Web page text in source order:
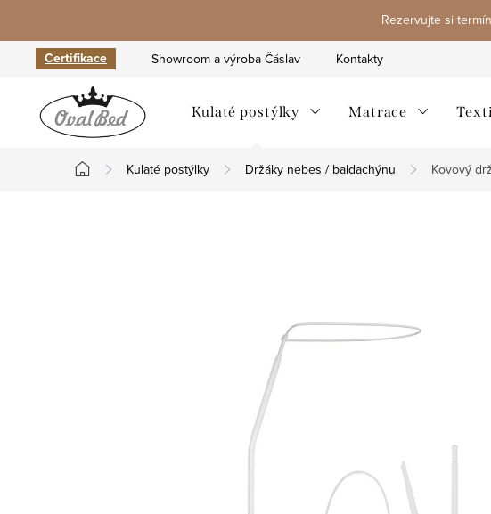
obsah
Rezervujte si
Certifikace Showroom a výroba Čáslav Kontakty
Kulaté postýlky Matrace
Domů
Kulaté postýlky Držáky nebes / baldachýnu Kovový